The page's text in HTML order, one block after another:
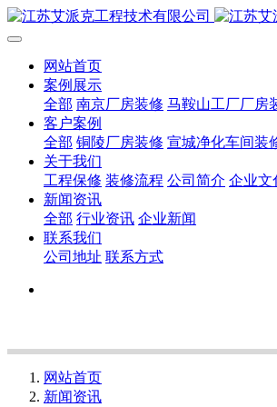
网站首页
案例展示
全部 南京厂房装修 马鞍山工厂厂房
客户案例
全部 铜陵厂房装修 宣城净化车间装
关于我们
工程保修 装修流程 公司简介 企业文
新闻资讯
全部 行业资讯 企业新闻
联系我们
公司地址 联系方式
网站首页
新闻资讯